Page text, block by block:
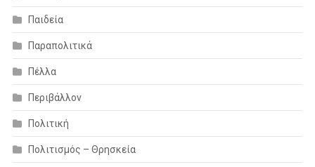
Παιδεία
Παραπολιτικά
Πέλλα
Περιβάλλον
Πολιτική
Πολιτισμός – Θρησκεία